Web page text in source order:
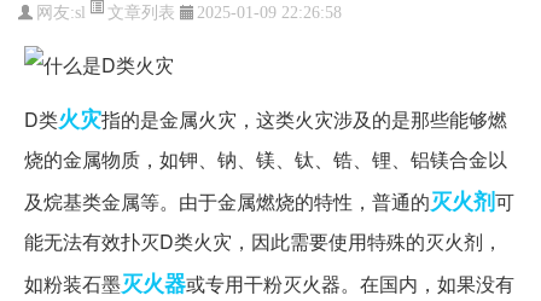
网友:sl 文章列表 2025-01-09 22:26:58
D类火灾指的是金属火灾，这类火灾涉及的是那些能够燃
烧的金属物质，如钾、钠、镁、钛、锆、锂、铝镁合金以
及烷基类金属等。由于金属燃烧的特性，普通的灭火剂可
能无法有效扑灭D类火灾，因此需要使用特殊的灭火剂，
如粉装石墨灭火器或专用干粉灭火器。在国内，如果没有